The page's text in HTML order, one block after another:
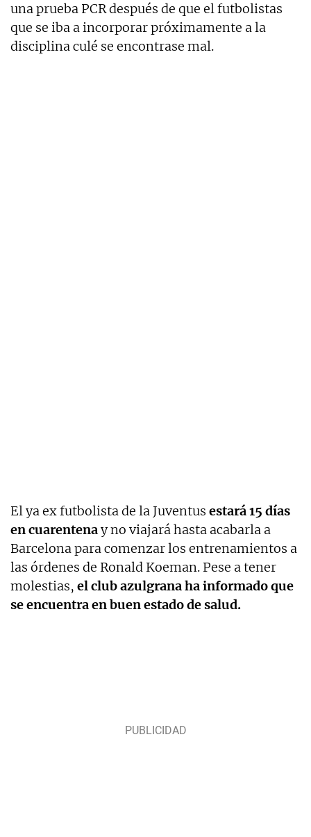
una prueba PCR después de que el futbolistas
que se iba a incorporar próximamente a la
disciplina culé se encontrase mal.
El ya ex futbolista de la Juventus estará 15 días
en cuarentenay no viajará hasta acabarla a
Barcelona para comenzar los entrenamientos a
las órdenes de Ronald Koeman. Pese a tener
molestias, el club azulgrana ha informado que
se encuentra en buen estado de salud.